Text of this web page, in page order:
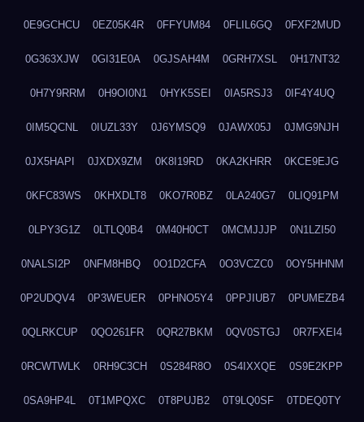
0E9GCHCU 0EZ05K4R 0FFYUM84 0FLIL6GQ 0FXF2MUD
0G363XJW 0GI31E0A 0GJSAH4M 0GRH7XSL 0H17NT32
0H7Y9RRM 0H9OI0N1 0HYK5SEI 0IA5RSJ3 0IF4Y4UQ
0IM5QCNL 0IUZL33Y 0J6YMSQ9 0JAWX05J 0JMG9NJH
0JX5HAPI 0JXDX9ZM 0K8I19RD 0KA2KHRR 0KCE9EJG
0KFC83WS 0KHXDLT8 0KO7R0BZ 0LA240G7 0LIQ91PM
0LPY3G1Z 0LTLQ0B4 0M40H0CT 0MCMJJJP 0N1LZI50
0NALSI2P 0NFM8HBQ 0O1D2CFA 0O3VCZC0 0OY5HHNM
0P2UDQV4 0P3WEUER 0PHNO5Y4 0PPJIUB7 0PUMEZB4
0QLRKCUP 0QO261FR 0QR27BKM 0QV0STGJ 0R7FXEI4
0RCWTWLK 0RH9C3CH 0S284R8O 0S4IXXQE 0S9E2KPP
0SA9HP4L 0T1MPQXC 0T8PUJB2 0T9LQ0SF 0TDEQ0TY